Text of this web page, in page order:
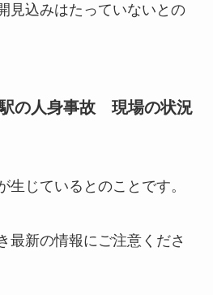
見込みはたっていないとの
の人身事故 現場の状況
生じているとのことです。
最新の情報にご注意くださ